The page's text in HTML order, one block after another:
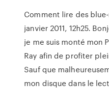
Comment lire des
janvier 2011, 12h25.
je me suis monté mon
Ray afin de profiter
Sauf que
mon disque dans le